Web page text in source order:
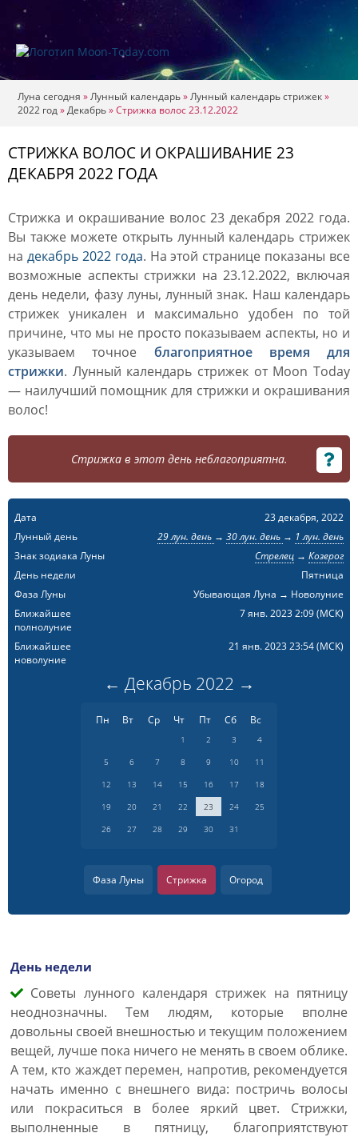
Луна сегодня »Лунный календарь»Лунный календарь стрижек»
2022 год»Декабрь»Стрижка волос 23.12.2022
СТРИЖКА ВОЛОС И ОКРАШИВАНИЕ 23
ДЕКАБРЯ 2022 ГОДА
Стрижка и окрашивание волос 23 декабря 2022 года.
Вы также можете открыть лунный календарь стрижек
на декабрь 2022 года. На этой странице показаны все
возможные аспекты стрижки на 23.12.2022, включая
день недели, фазу луны, лунный знак. Наш календарь
стрижек уникален и максимально удобен по той
причине, что мы не просто показываем аспекты, но и
указываем точное благоприятное время для
стрижки. Лунный календарь стрижек от Moon Today
— наилучший помощник для стрижки и окрашивания
волос!
Стрижка в этот день неблагоприятна.
Дата
23 декабря, 2022
Лунный день
29 лун. день → 30 лун. день → 1 лун. день
Знак зодиака Луны
Стрелец→ Козерог
День недели
Пятница
Фаза Луны
Убывающая Луна → Новолуние
Ближайшее
полнолуние
7 янв. 2023 2:09(МСК)
Ближайшее
новолуние
21 янв. 2023 23:54(МСК)
← Декабрь 2022 →
Пн Вт Ср Чт Пт Сб Вс
1 2 3
4
5
6 7 8 9 10
11
12
13 14 15 16 17
18
19
20 21 22 23 24
25
26
27 28 29 30 31
Фаза Луны Стрижка Огород
День недели
Советы лунного календаря стрижек на пятницу
неоднозначны. Тем людям, которые вполне
довольны своей внешностью и текущим положением
вещей, лучше пока ничего не менять в своем облике.
А тем, кто жаждет перемен, напротив, рекомендуется
начать именно с внешнего вида: постричь волосы
или покраситься в более яркий цвет. Стрижки,
выполненные в пятницу, благоприятствуют